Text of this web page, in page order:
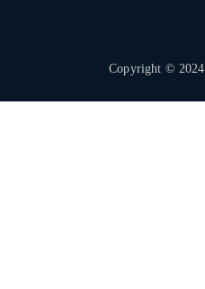
Copyright © 2024